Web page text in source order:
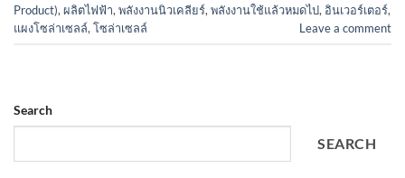
Product), ผลิตไฟฟ้า, พลังงานนิวเคลียร์, พลังงานใช้แล้วหมดไป, อินเวอร์เตอร์,
แผงโซล่าเซลล์, โซล่าเซลล์ Leave a comment
Search
SEARCH